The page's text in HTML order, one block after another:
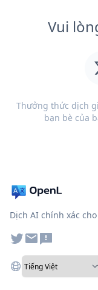
Vui
Thưởng thức dịch
bạn bè của
Dịch AI chính xác